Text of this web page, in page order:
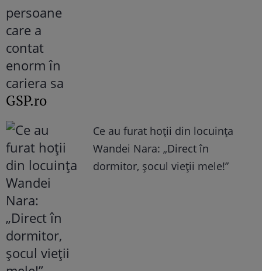
GSP.ro
Ce au furat hoții din locuința
Wandei Nara: „Direct în
dormitor, șocul vieții mele!”